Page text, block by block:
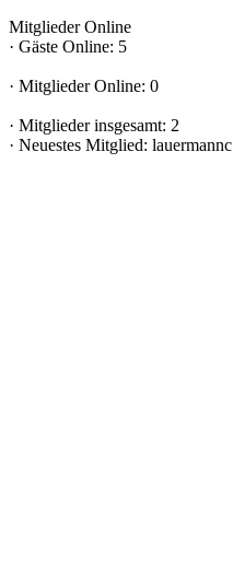
Mitglieder Online
· Gäste Online: 5
· Mitglieder Online: 0
· Mitglieder insgesamt: 2
· Neuestes Mitglied: lauermannc